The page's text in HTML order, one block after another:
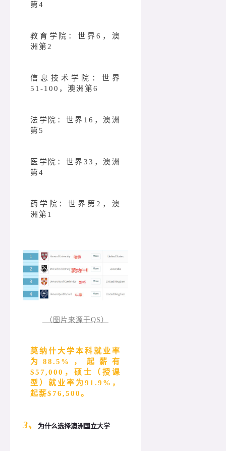
第4
教育学院：世界6，澳
洲第2
信息技术学院：世界
51-100，澳洲第6
法学院：世界16，澳洲
第5
医学院：世界33，澳洲
第4
药学院：世界第2，澳
洲第1
（图片来源于QS）
莫纳什大学本科就业率
为88.5%，起薪有
$57,000，硕士（授课
型）就业率为91.9%，
起薪$76,500。
3、 为什么选择澳洲国立大学